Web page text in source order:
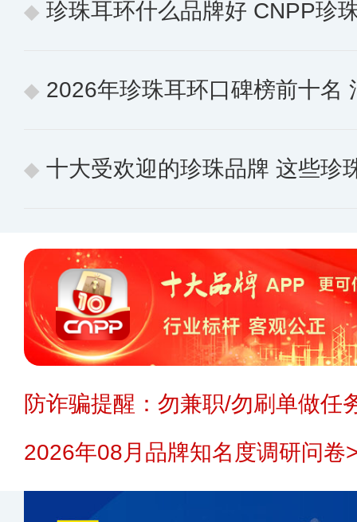
珍珠耳环什么品牌好 CNPP珍珠耳环
2026年珍珠耳环口碑榜前十名 消费
十大受欢迎的珍珠品牌 这些珍
防诈骗提醒：勿兼职/勿刷单做任
2026年08月品牌知名度调研问卷